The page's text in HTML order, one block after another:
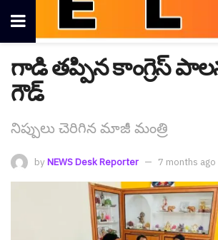
గాడి త‌ప్పిన కాంగ్రెస్
గౌడ్
నిప్పులు చెరిగిన మాజీ మంత్రి
by NEWS Desk Reporter 7 months ago